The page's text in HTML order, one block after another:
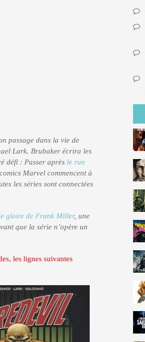
passage dans la vie de
Lark. Brubaker écrira les
défi : Passer après le run
Marvel commencent à
les séries sont connectées
gloire de Frank Miller, une
que la série n’opère un
les lignes suivantes